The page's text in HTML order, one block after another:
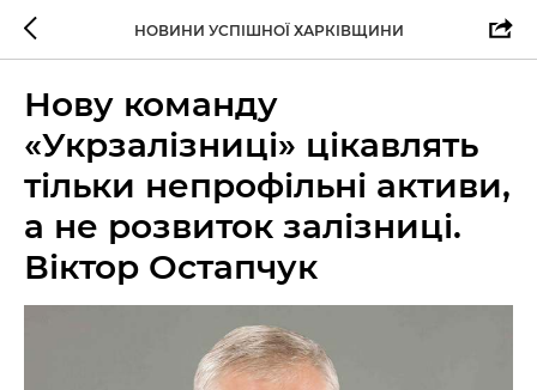
НОВИНИ УСПІШНОЇ ХАРКІВЩИНИ
Нову команду
«Укрзалізниці» цікавлять
тільки непрофільні активи,
а не розвиток залізниці.
Віктор Остапчук